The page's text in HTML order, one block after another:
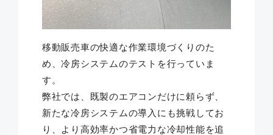
移動販売車の快適な作業環境づくりのた
め、冷房システムのテストを行っていま
す。
弊社では、既製のエアコンだけに頼らず、
新たな冷房システムの導入にも挑戦してお
り、より高効率かつ省電力な冷却性能を追